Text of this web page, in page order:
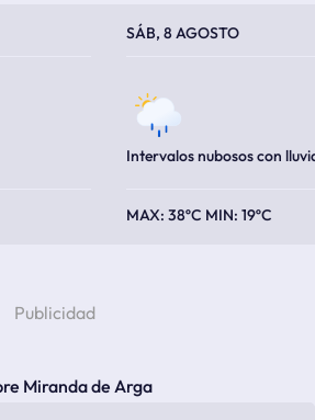
SÁB, 8 AGOSTO
Intervalos nubosos con
38ºC 19ºC
Miranda de Arga